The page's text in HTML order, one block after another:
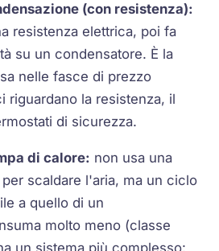
(con resistenza):
resistenza elettrica, poi fa
su un condensatore. È la
nelle fasce di prezzo
riguardano la resistenza, il
di sicurezza.
di calore: non usa una
scaldare l'aria, ma un ciclo
a quello di un
molto meno (classe
un sistema più complesso: